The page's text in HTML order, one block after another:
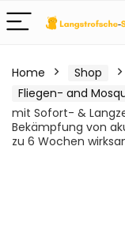
Home Shop
Fliegen- and
mit Sofort- &
Bekämpfung von
zu 6 Wochen